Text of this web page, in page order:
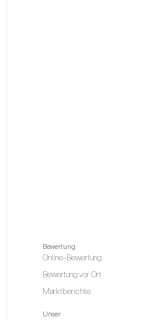
Bewertung
Online-Bewertung
Bewertung vor Ort
Marktberichte
Unser